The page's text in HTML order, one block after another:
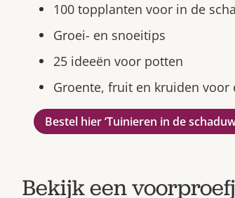
100 topplanten voor in de
Groei- en snoeitips
25 ideeën voor potten
Groente, fruit en kruiden voor
Bestel hier ‘Tuinieren in de
Bekijk een